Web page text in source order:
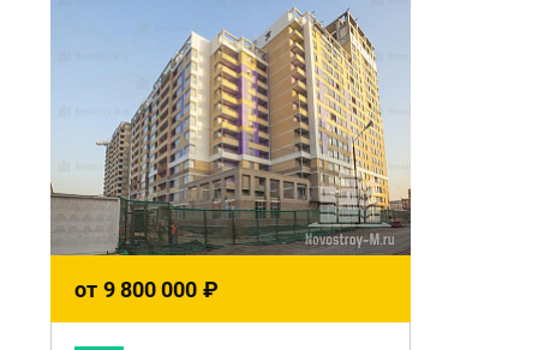
от 9 800 000 ₽